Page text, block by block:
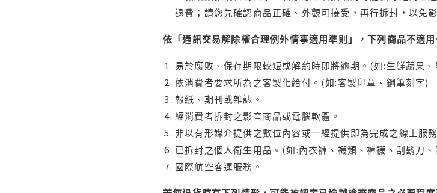
退費；請您先確認商品正確、外觀可接受，再行拆封，以免
依「通訊交易解除權合理例外情事適用準則」，下列商品不適
易於腐敗、保存期限較短或解約時即將逾期。(如:生鮮蔬果
依消費者要求所為之客製化給付。(如:客製印章、鋼筆刻字)
報紙、期刊或雜誌。
經消費者拆封之影音商品或電腦軟體。
非以有形媒介提供之數位內容或一經提供即為完成之線上服
已拆封之個人衛生用品。(如:內衣褲、襪類、褲襪、刮鬍刀
國際航空客運服務。